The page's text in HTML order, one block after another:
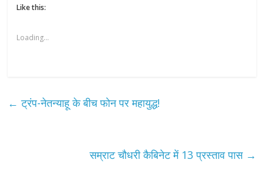
Like this:
Loading...
← ट्रंप-नेतन्याहू के बीच फोन पर महायुद्ध!
सम्राट चौधरी कैबिनेट में 13 प्रस्ताव पास →